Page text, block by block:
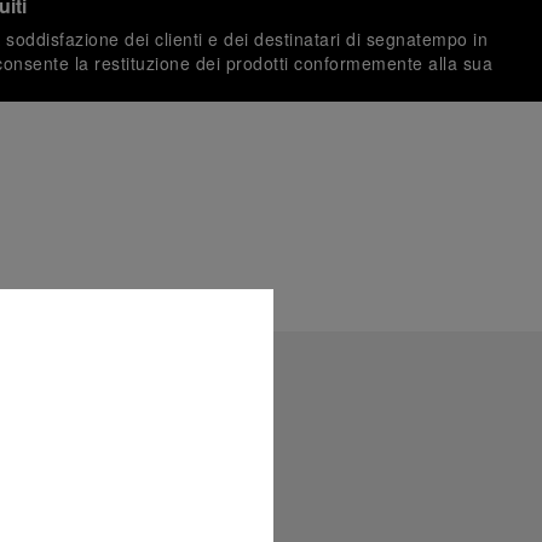
dei clienti e dei destinatari di segnatempo in
la restituzione dei prodotti conformemente alla sua